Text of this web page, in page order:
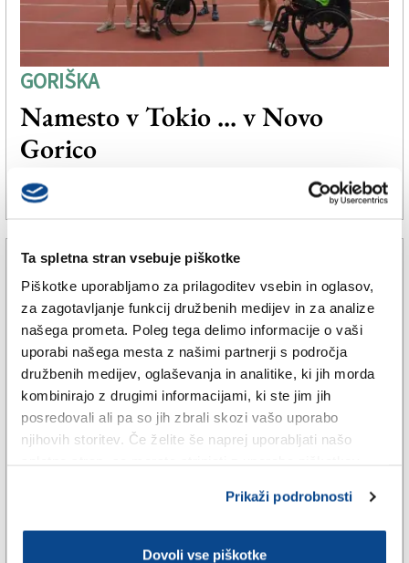
Ta spletna stran vsebuje piškotke
Piškotke uporabljamo za prilagoditev vsebin in oglasov,
za zagotavljanje funkcij družbenih medijev in za analize
našega prometa. Poleg tega delimo informacije o vaši
uporabi našega mesta z našimi partnerji s področja
družbenih medijev, oglaševanja in analitike, ki jih morda
kombinirajo z drugimi informacijami, ki ste jim jih
posredovali ali pa so jih zbrali skozi vašo uporabo
njihovih storitev. Če želite še naprej uporabljati našo
Prikaži podrobnosti
Dovoli vse piškotke
GORIŠKA
Namesto v Tokio ... v Novo
Gorico
KATJA MUNIH |
Parenzan (ŠK Kras) evropski
prvak